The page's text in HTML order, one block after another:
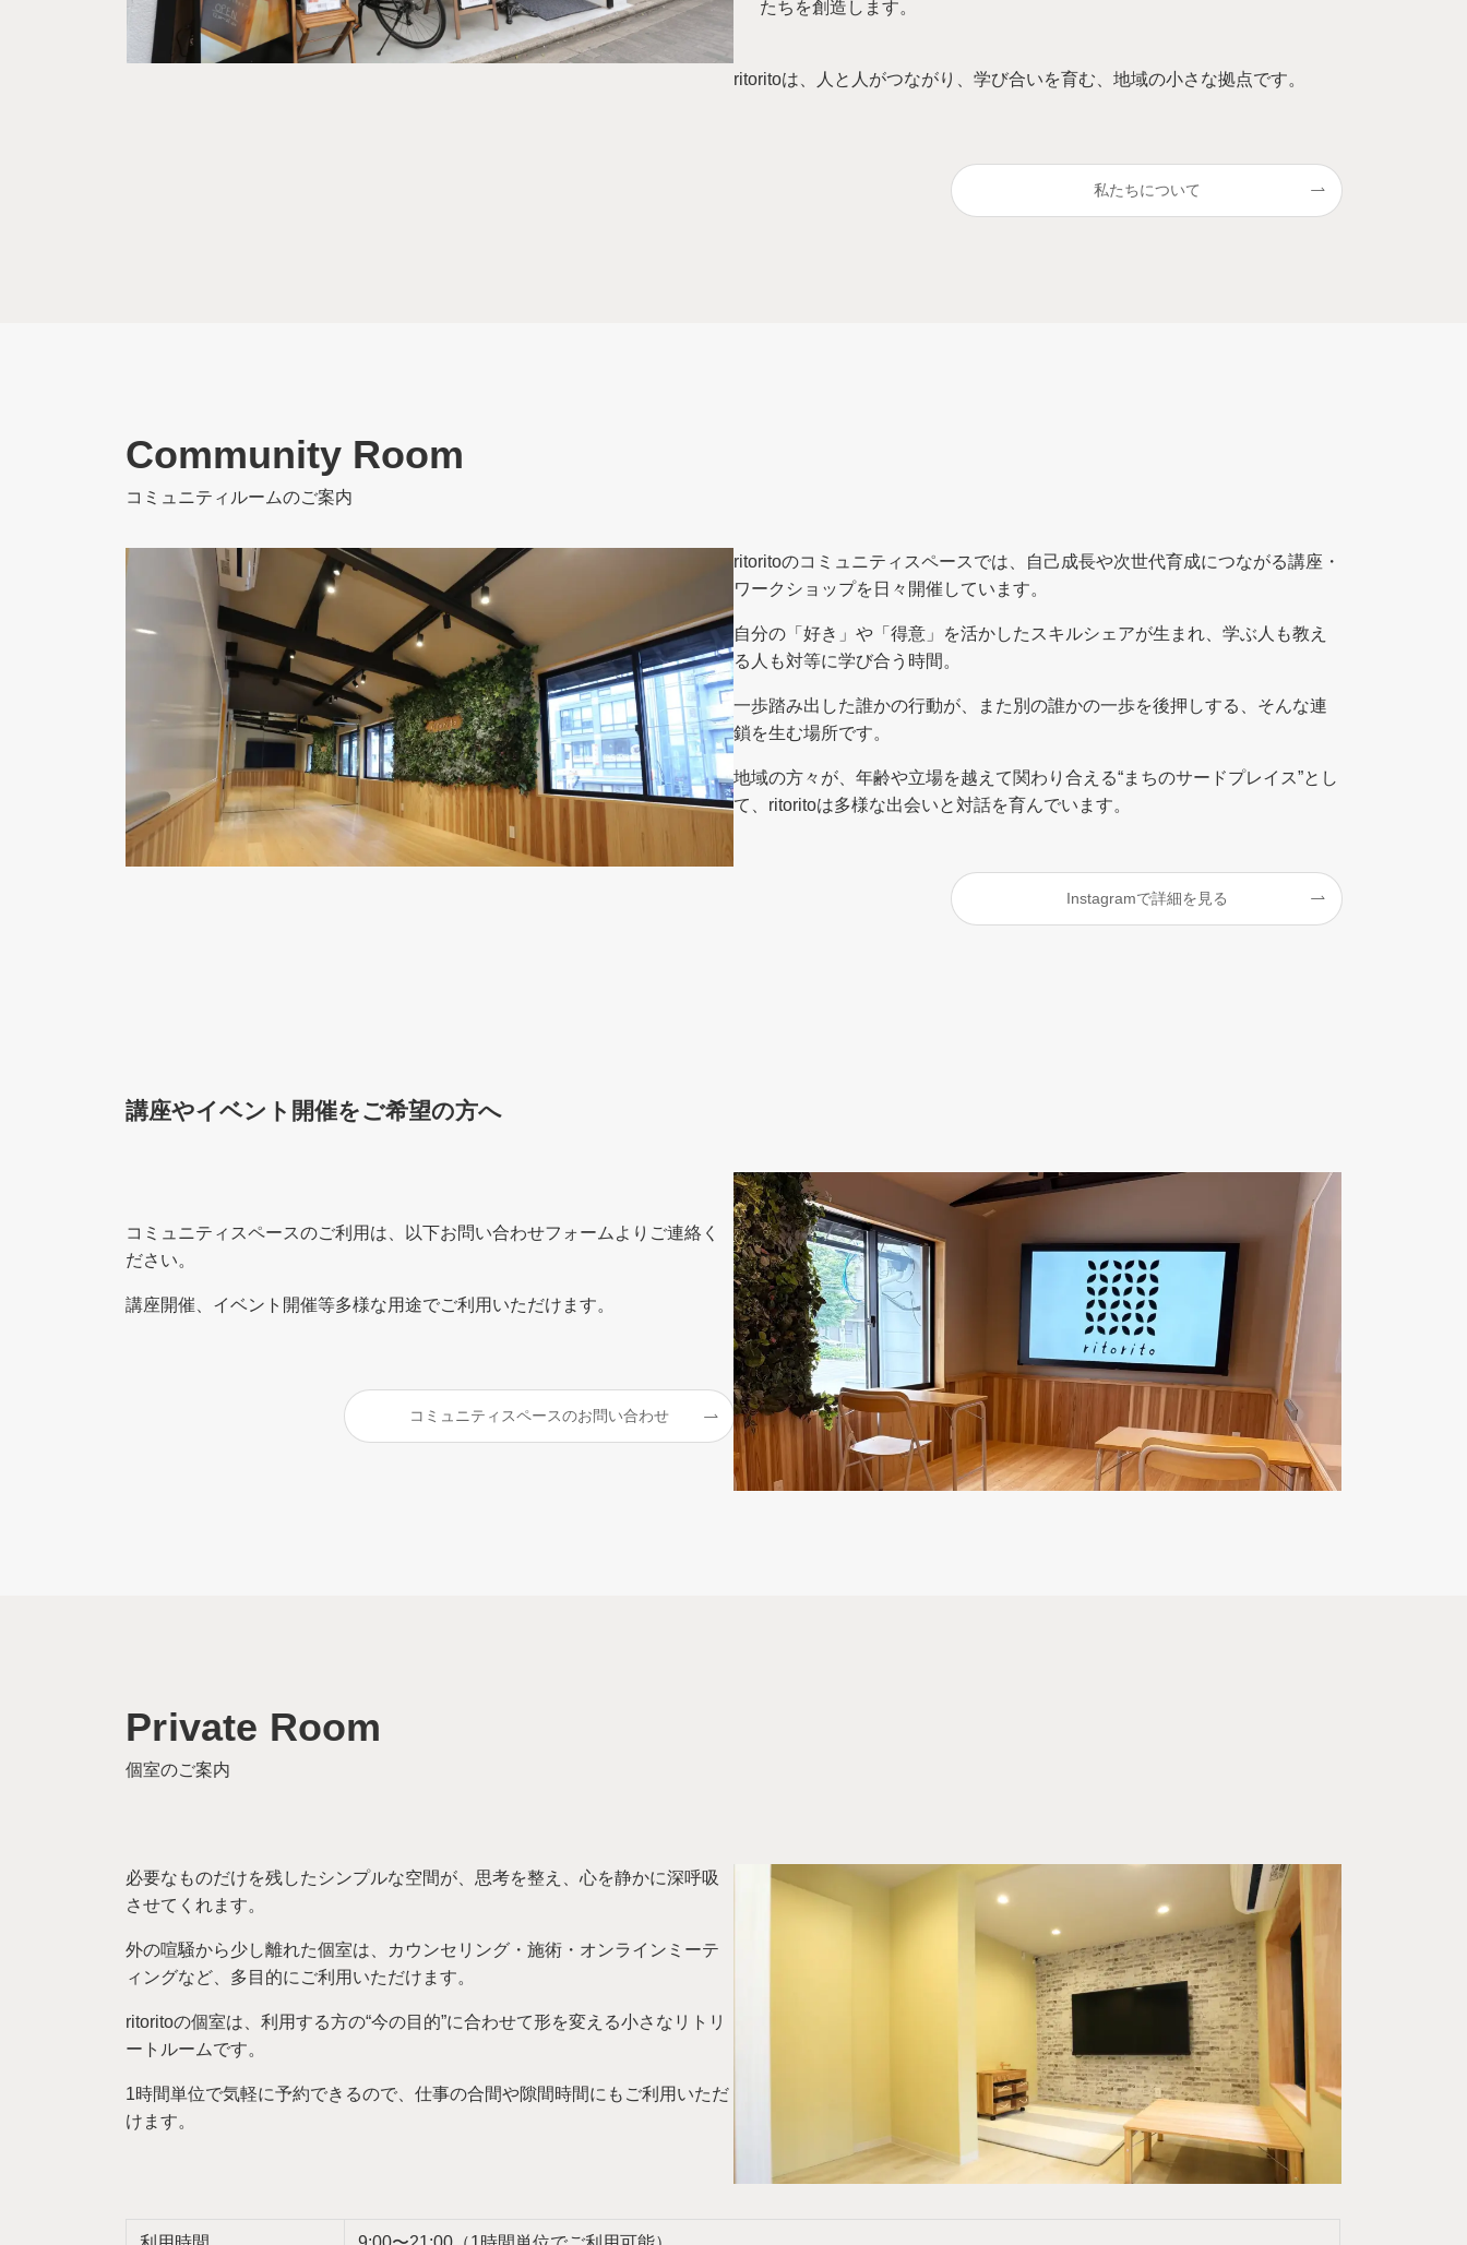
たちを創造します。
ritoritoは、人と人がつながり、学び合いを育む、地域の小さな拠点です。
私たちについて
Community Room
コミュニティルームのご案内
ritoritoのコミュニティスペースでは、自己成長や次世代育成につながる講座・
ワークショップを日々開催しています。
自分の「好き」や「得意」を活かしたスキルシェアが生まれ、学ぶ人も教え
る人も対等に学び合う時間。
一歩踏み出した誰かの行動が、また別の誰かの一歩を後押しする、そんな連
鎖を生む場所です。
地域の方々が、年齢や立場を越えて関わり合える“まちのサードプレイス”とし
て、ritoritoは多様な出会いと対話を育んでいます。
Instagramで詳細を見る
講座やイベント開催をご希望の方へ
コミュニティスペースのご利用は、以下お問い合わせフォームよりご連絡く
ださい。
講座開催、イベント開催等多様な用途でご利用いただけます。
コミュニティスペースのお問い合わせ
Private Room
個室のご案内
必要なものだけを残したシンプルな空間が、思考を整え、心を静かに深呼吸
させてくれます。
外の喧騒から少し離れた個室は、カウンセリング・施術・オンラインミーテ
ィングなど、多目的にご利用いただけます。
ritoritoの個室は、利用する方の“今の目的”に合わせて形を変える小さなリトリ
ートルームです。
1時間単位で気軽に予約できるので、仕事の合間や隙間時間にもご利用いただ
けます。